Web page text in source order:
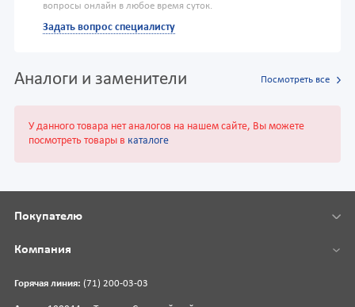
вопросы онлайн в любое время суток.
Задать вопрос специалисту
Аналоги и заменители Посмотреть все
У данного товара нет аналогов на нашем сайте, Вы можете
посмотреть товары в каталоге
Горячая линия: (71) 200-03-03
Покупателю
Компания